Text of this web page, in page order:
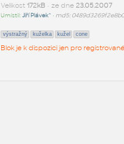
Velikost 172kB• ze dne 23.05.2007
Umístil:Jiří Plávek^ • md5:
výstražný kuželka kužel cone
Blok je k dispozici jen pro